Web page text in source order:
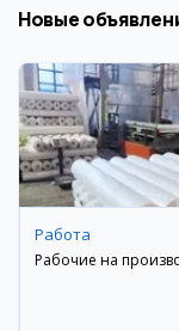
Новые
Работа
Рабочие на